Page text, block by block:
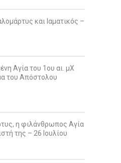
και Ιαματικός –
Αγία του 1ου αι. μΧ
του Απόστολου
η φιλάνθρωπος Αγία
της – 26 Ιουλίου